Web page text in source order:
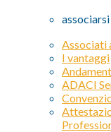
associarsi
Associati
I vantaggi
ADACI